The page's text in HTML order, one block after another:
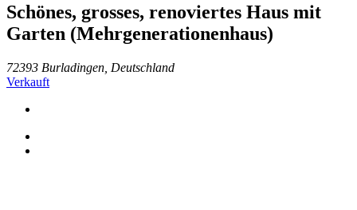
Schönes, grosses, renoviertes Haus mit
Garten (Mehrgenerationenhaus)
72393 Burladingen, Deutschland
Verkauft